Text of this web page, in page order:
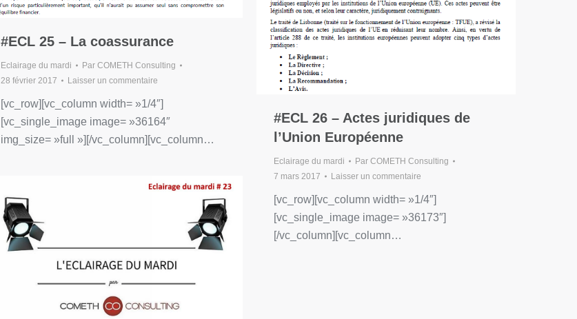
#ECL 26 – Actes juridiques de
l’Union Européenne
Eclairage du mardi Par COMETH Consulting
7 mars 2017
Laisser un commentaire
[vc_row][vc_column width= »1/4″]
[vc_single_image image= »36173″]
[/vc_column][vc_column…
#ECL 25 – La coassurance
Eclairage du mardi Par COMETH Consulting
28 février 2017
Laisser un commentaire
[vc_row][vc_column width= »1/4″]
[vc_single_image image= »36164″
img_size= »full »][/vc_column][vc_column…